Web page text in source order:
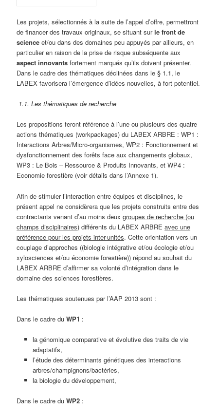
Les projets, sélectionnés à la suite de l’appel d’offre, permettront
de financer des travaux originaux, se situant surle front de
science et/ou dans des domaines peu appuyés par ailleurs, en
particulier en raison de la prise de risque subséquente aux
aspect innovants fortement marqués qu’ils doivent présenter.
Dans le cadre des thématiques déclinées dans le § 1.1, le
LABEX favorisera l’émergence d’idées nouvelles, à fort potentiel.
1.1. Les thématiques de recherche
Les propositions feront référence à l’une ou plusieurs des quatre
actions thématiques (workpackages) du LABEX ARBRE : WP1 :
Interactions Arbres/Micro-organismes, WP2 : Fonctionnement et
dysfonctionnement des forêts face aux changements globaux,
WP3 : Le Bois – Ressource & Produits Innovants, et WP4 :
Economie forestière (voir détails dans l’Annexe 1).
Afin de stimuler l’interaction entre équipes et disciplines, le
présent appel ne considèrera que les projets construits entre des
contractants venant d’au moins deuxgroupes de recherche (ou
champs disciplinaires) différents du LABEX ARBREavec une
préférence pour les projets inter-unités. Cette orientation vers un
couplage d’approches ((biologie intégrative et/ou écologie et/ou
xylosciences et/ou économie forestière)) répond au souhait du
LABEX ARBRE d’affirmer sa volonté d’intégration dans le
domaine des sciences forestières.
Les thématiques soutenues par l’AAP 2013 sont :
Dans le cadre duWP1 :
la génomique comparative et évolutive des traits de vie
adaptatifs,
l’étude des déterminants génétiques des interactions
arbres/champignons/bactéries,
la biologie du développement,
Dans le cadre duWP2 :